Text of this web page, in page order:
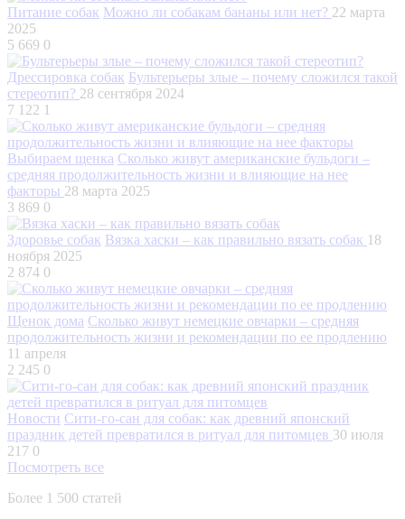
Питание собак Можно ли собакам бананы или нет? 22 марта
2025
5 669 0
Дрессировка собак Бультерьеры злые – почему сложился такой
стереотип? 28 сентября 2024
7 122 1
Выбираем щенка Сколько живут американские бульдоги –
средняя продолжительность жизни и влияющие на нее
факторы 28 марта 2025
3 869 0
Здоровье собак Вязка хаски – как правильно вязать собак 18
ноября 2025
2 874 0
Щенок дома Сколько живут немецкие овчарки – средняя
продолжительность жизни и рекомендации по ее продлению
11 апреля
2 245 0
Новости Сити-го-сан для собак: как древний японский
праздник детей превратился в ритуал для питомцев 30 июля
217 0
Посмотреть все
Более 1 500 статей